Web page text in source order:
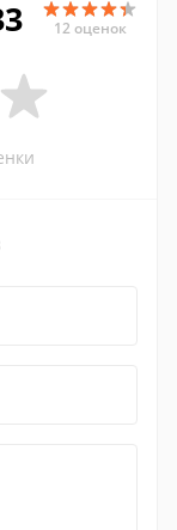
12 оценок